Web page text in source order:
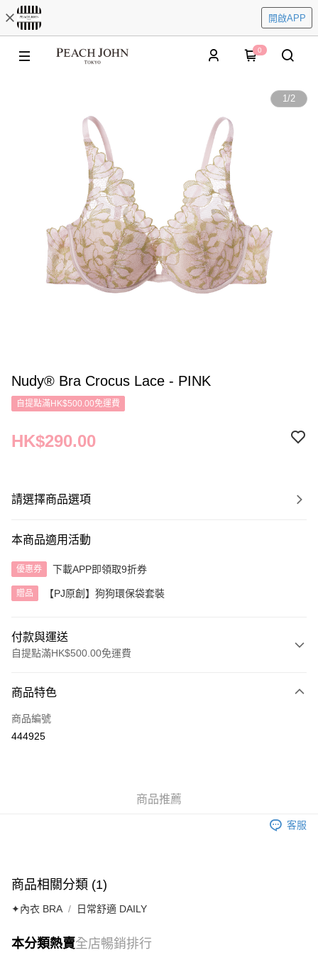
開啟APP
0
1/2
Nudy® Bra Crocus Lace - PINK
自提點滿HK$500.00免運費
HK$290.00
請選擇商品選項
本商品適用活動
優惠券 下載APP即領取9折券
贈品 【PJ原創】狗狗環保袋套裝
付款與運送
自提點滿HK$500.00免運費
信用卡
AlipayHK
每筆HK$40.00，滿HK$500.00或以上免運費
付款後順豐合作便利店
每筆HK$40.00，滿HK$500.00或以上免運費
每筆HK$40.00，滿HK$500.00或以上免運費
商品特色
商品編號
444925
商品推薦
客服
商品相關分類 (1)
✦內衣 BRA 日常舒適 DAILY
本分類熱賣全店暢銷排行